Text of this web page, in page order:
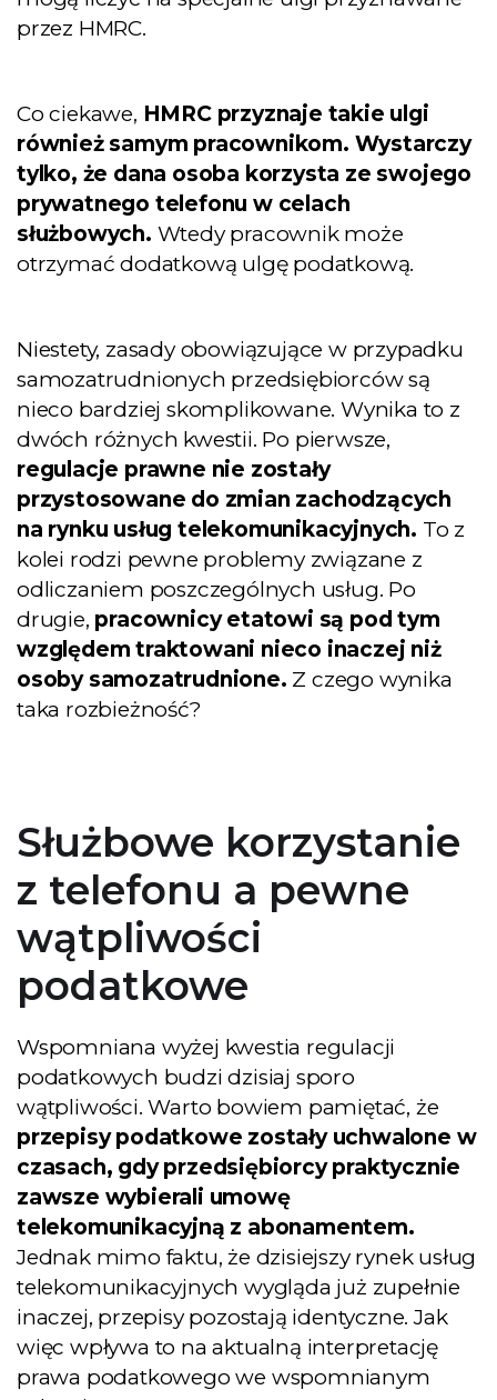
przez HMRC.
Co ciekawe, HMRC przyznaje takie ulgi
również samym pracownikom. Wystarczy
tylko, że dana osoba korzysta ze swojego
prywatnego telefonu w celach
służbowych. Wtedy pracownik może
otrzymać dodatkową ulgę podatkową.
Niestety, zasady obowiązujące w przypadku
samozatrudnionych przedsiębiorców są
nieco bardziej skomplikowane. Wynika to z
dwóch różnych kwestii. Po pierwsze,
regulacje prawne nie zostały
przystosowane do zmian zachodzących
na rynku usług telekomunikacyjnych. To z
kolei rodzi pewne problemy związane z
odliczaniem poszczególnych usług. Po
drugie, pracownicy etatowi są pod tym
względem traktowani nieco inaczej niż
osoby samozatrudnione. Z czego wynika
taka rozbieżność?
Służbowe korzystanie
z telefonu a pewne
wątpliwości
podatkowe
Wspomniana wyżej kwestia regulacji
podatkowych budzi dzisiaj sporo
wątpliwości. Warto bowiem pamiętać, że
przepisy podatkowe zostały uchwalone w
czasach, gdy przedsiębiorcy praktycznie
zawsze wybierali umowę
telekomunikacyjną z abonamentem.
Jednak mimo faktu, że dzisiejszy rynek usług
telekomunikacyjnych wygląda już zupełnie
inaczej, przepisy pozostają identyczne. Jak
więc wpływa to na aktualną interpretację
prawa podatkowego we wspomnianym